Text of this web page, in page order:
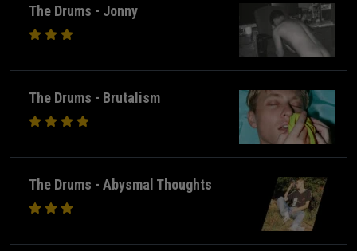
The Drums - Jonny
The Drums - Brutalism
The Drums - Abysmal Thoughts